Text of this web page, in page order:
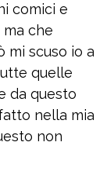
comici e
che
mi scuso io a
quelle
da questo
nella mia
non